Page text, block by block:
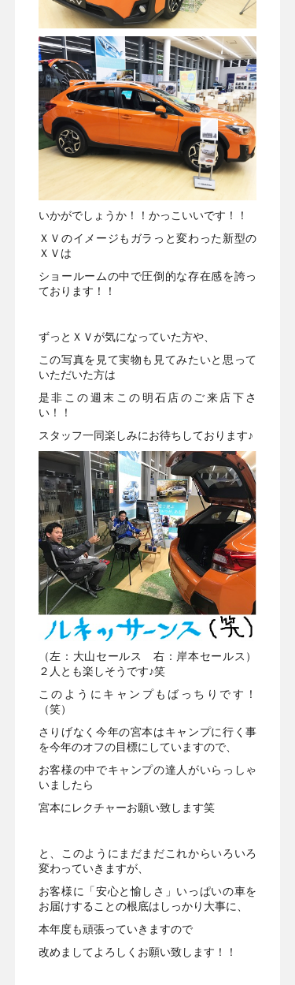
いかがでしょうか！！かっこいいです！！
ＸＶのイメージもガラっと変わった新型の
ＸＶは
ショールームの中で圧倒的な存在感を誇っ
ております！！
ずっとＸＶが気になっていた方や、
この写真を見て実物も見てみたいと思って
いただいた方は
是非この週末この明石店のご来店下さ
い！！
スタッフ一同楽しみにお待ちしております♪
（左：大山セールス 右：岸本セールス）
２人とも楽しそうです♪笑
このようにキャンプもばっちりです！
（笑）
さりげなく今年の宮本はキャンプに行く事
を今年のオフの目標にしていますので、
お客様の中でキャンプの達人がいらっしゃ
いましたら
宮本にレクチャーお願い致します笑
と、このようにまだまだこれからいろいろ
変わっていきますが、
お客様に「安心と愉しさ」いっぱいの車を
お届けすることの根底はしっかり大事に、
本年度も頑張っていきますので
改めましてよろしくお願い致します！！